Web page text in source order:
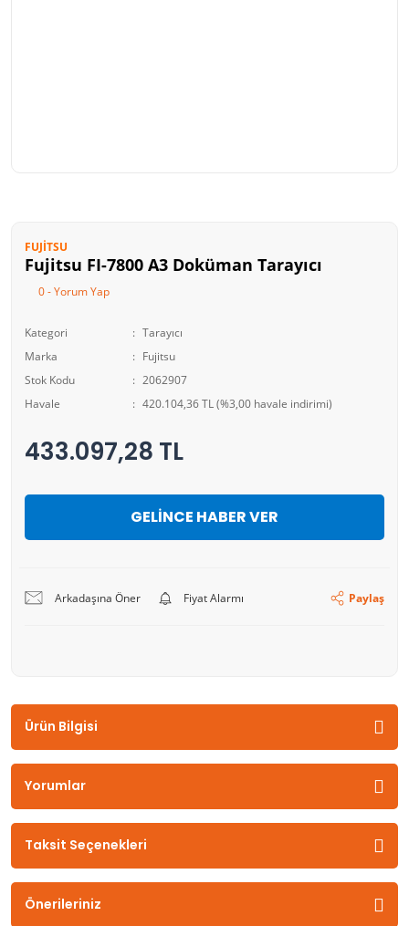
FUJITSU
Fujitsu FI-7800 A3 Doküman Tarayıcı
0 - Yorum Yap
Kategori
Tarayıcı
Marka
Fujitsu
Stok Kodu
2062907
Havale
420.104,36 TL (%3,00 havale indirimi)
433.097,28 TL
GELİNCE HABER VER
Arkadaşına Öner Fiyat Alarmı Paylaş
Ürün Bilgisi
Yorumlar
Taksit Seçenekleri
Önerileriniz